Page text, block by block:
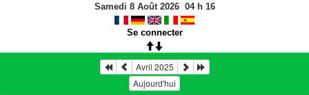
Samedi 8 Août 2026 04h 16
Se connecter
Avril 2025
Aujourd'hui